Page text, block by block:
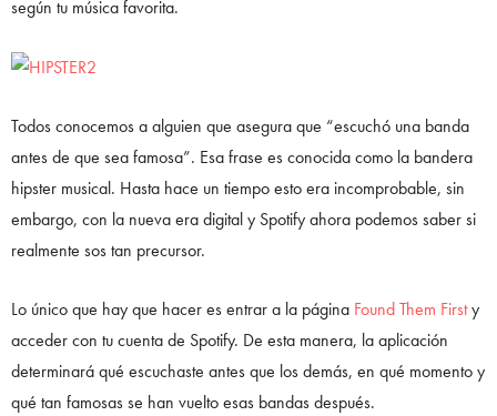
según tu música favorita.
Todos conocemos a alguien que asegura que “escuchó una banda
antes de que sea famosa”. Esa frase es conocida como la bandera
hipster musical. Hasta hace un tiempo esto era incomprobable, sin
embargo, con la nueva era digital y Spotify ahora podemos saber si
realmente sos tan precursor.
Lo único que hay que hacer es entrar a la página Found Them Firsty
acceder con tu cuenta de Spotify. De esta manera, la aplicación
determinará qué escuchaste antes que los demás, en qué momento y
qué tan famosas se han vuelto esas bandas después.